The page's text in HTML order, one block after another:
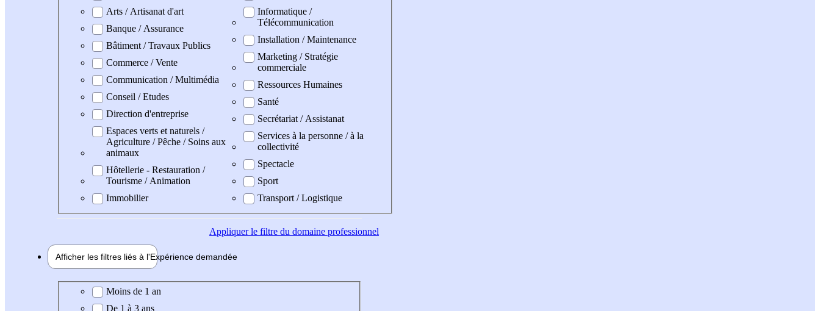
Arts / Artisanat d'art
Banque / Assurance
Bâtiment / Travaux Publics
Commerce / Vente
Communication / Multimédia
Conseil / Etudes
Direction d'entreprise
Espaces verts et naturels /
Agriculture / Pêche / Soins aux
animaux
Hôtellerie - Restauration /
Tourisme / Animation
Immobilier
Informatique /
Télécommunication
Installation / Maintenance
Marketing / Stratégie
commerciale
Ressources Humaines
Santé
Secrétariat / Assistanat
Services à la personne / à la
collectivité
Spectacle
Sport
Transport / Logistique
Appliquerle filtre du domaine professionnel
Afficher les filtres liés à l'Expérience demandée
Expérience demandée
Moins de 1 an
De 1 à 3 ans